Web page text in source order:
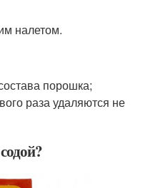
налетом.
порошка;
раза удаляются не